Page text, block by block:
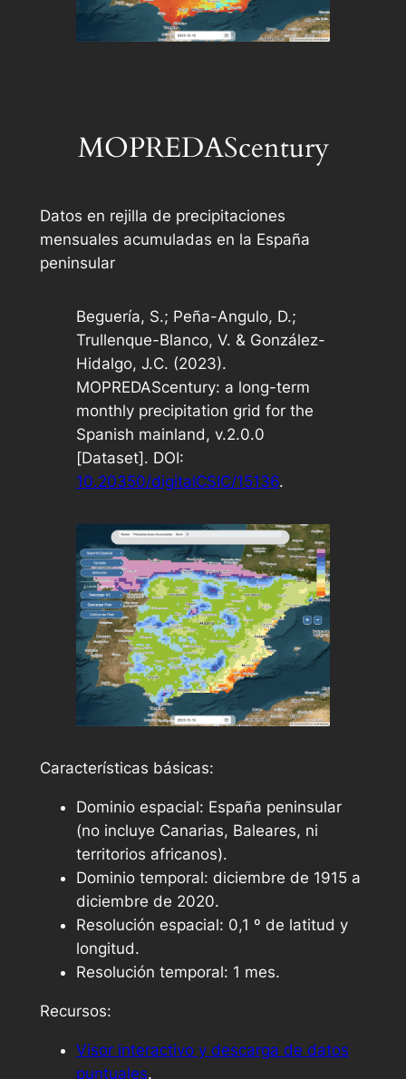
MOPREDAScentury
Datos en rejilla de precipitaciones
mensuales acumuladas en la España
peninsular
Beguería, S.; Peña-Angulo, D.;
Trullenque-Blanco, V. & González-
Hidalgo, J.C. (2023).
MOPREDAScentury: a long-term
monthly precipitation grid for the
Spanish mainland, v.2.0.0
[Dataset]. DOI:
10.20350/digitalCSIC/15136.
Características básicas:
Dominio espacial: España peninsular
(no incluye Canarias, Baleares, ni
territorios africanos).
Dominio temporal: diciembre de 1915 a
diciembre de 2020.
Resolución espacial: 0,1 º de latitud y
longitud.
Resolución temporal: 1 mes.
Recursos:
Visor interactivo y descarga de datos
puntuales.